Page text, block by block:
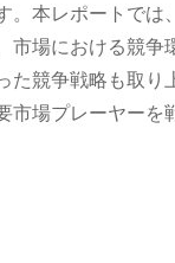
。本レポートで
市場における競
た競争戦略も取
市場プレーヤー